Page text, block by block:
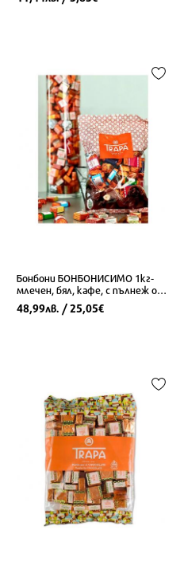
Бонбони БОНБОНИСИМО 1кг-
млечен, бял, кафе, с пълнеж от
ядки/плодове
48,99лв. / 25,05€